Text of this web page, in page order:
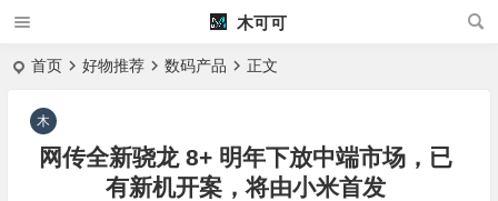
木可可
首页 好物推荐 数码产品 正文
网传全新骁龙 8+ 明年下放中端市场，已
有新机开案，将由小米首发